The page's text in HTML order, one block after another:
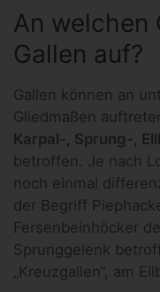
An welchen
Gallen auf?
Gallen können an
Gliedmaßen
Karpal-, Sprung-,
betroffen. Je nach
noch einmal
der Begriff
Fersenbeinhöcker
Sprunggelenk
„Kreuzgallen“, am